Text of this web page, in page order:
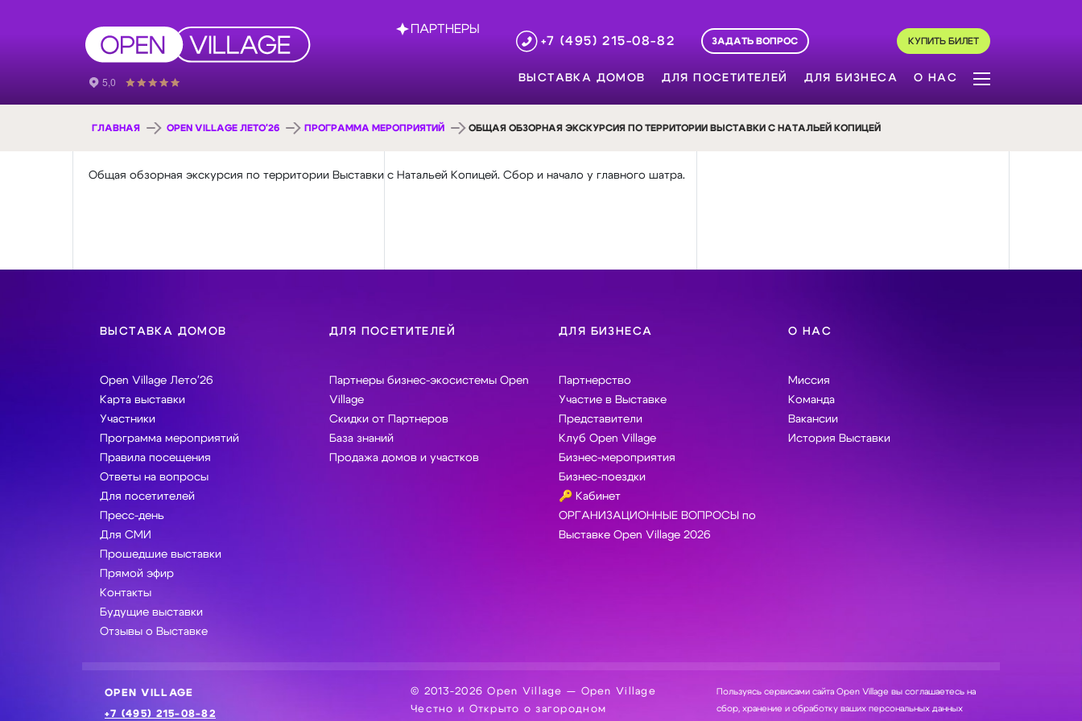
ПАРТНЕРЫ
+7 (495) 215-08-82
ЗАДАТЬ ВОПРОС КУПИТЬ БИЛЕТ
ВЫСТАВКА ДОМОВ ДЛЯ ПОСЕТИТЕЛЕЙ ДЛЯ БИЗНЕСА О НАС
ГЛАВНАЯ OPEN VILLAGE ЛЕТО'26 ПРОГРАММА МЕРОПРИЯТИЙ ОБЩАЯ ОБЗОРНАЯ ЭКСКУРСИЯ ПО ТЕРРИТОРИИ ВЫСТАВКИ С НАТАЛЬЕЙ КОПИЦЕЙ
Общая обзорная экскурсия по территории Выставки с Натальей Копицей. Сбор и начало у главного шатра.
ВЫСТАВКА ДОМОВ
Open Village Лето'26
Карта выставки
Участники
Программа мероприятий
Правила посещения
Ответы на вопросы
Для посетителей
Пресс-день
Для СМИ
Прошедшие выставки
Прямой эфир
Контакты
Будущие выставки
Отзывы о Выставке
ДЛЯ ПОСЕТИТЕЛЕЙ
Партнеры бизнес-экосистемы Open
Village
Скидки от Партнеров
База знаний
Продажа домов и участков
ДЛЯ БИЗНЕСА
Партнерство
Участие в Выставке
Представители
Клуб Open Village
Бизнес-мероприятия
Бизнес-поездки
🔑 Кабинет
ОРГАНИЗАЦИОННЫЕ ВОПРОСЫ по
Выставке Open Village 2026
О НАС
Миссия
Команда
Вакансии
История Выставки
OPEN VILLAGE
+7 (495) 215-08-82
© 2013-2026 Open Village — Open Village
Честно и Открыто о загородном
Пользуясь сервисами сайта Open Village вы соглашаетесь на
сбор, хранение и обработку ваших персональных данных